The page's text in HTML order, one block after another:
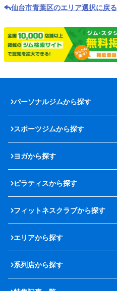
仙台市青葉区のエリア選択に戻る
パーソナルジムから探す
スポーツジムから探す
ヨガから探す
ピラティスから探す
フィットネスクラブから探す
エリアから探す
系列店から探す